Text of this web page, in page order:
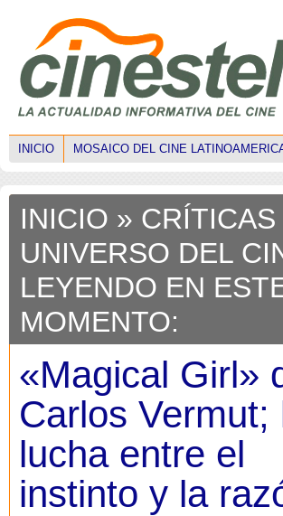
INICIO MOSAICO DEL CINE
INICIO » CRÍTICAS
UNIVERSO DEL
LEYENDO EN
MOMENTO:
«Magical Girl»
Carlos Vermut;
lucha entre el
instinto y la